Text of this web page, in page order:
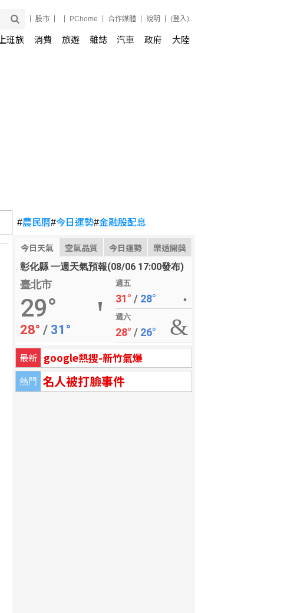
股市 PChome 合作媒體 說明 (登入)
上班族 消費 旅遊 雜誌 汽車 政府 大陸
#農民曆#今日運勢#金融股配息
今日天氣 空氣品質 今日運勢 樂透開獎
彰化縣 一週天氣預報(08/06 17:00發布)
臺北市
29°
28° / 31°
週五
31° / 28°
週六
28° / 26°
最新 google熱搜-新竹氣爆
熱門 名人被打臉事件